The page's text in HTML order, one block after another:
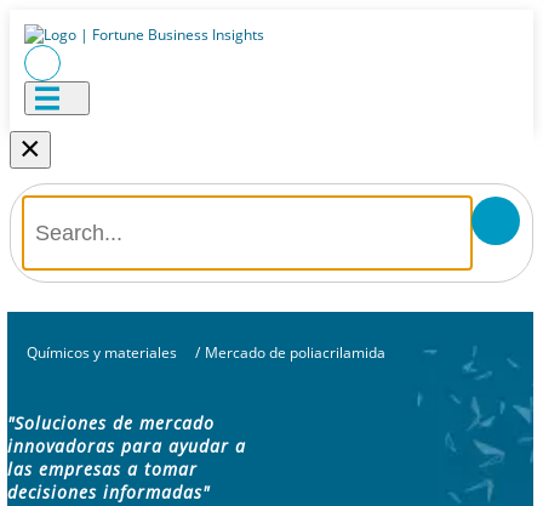
×
Químicos y materiales / Mercado de poliacrilamida
"Soluciones de mercado
innovadoras para ayudar a
las empresas a tomar
decisiones informadas"